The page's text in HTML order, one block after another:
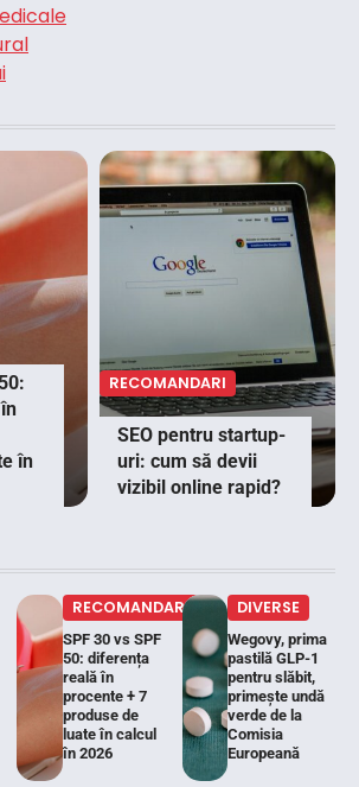
în
RECOMANDARI
SEO pentru startup-
uri: cum să devii
vizibil online rapid?
RECOMANDARI
SPF 30 vs SPF
50: diferența
reală în
procente + 7
produse de
luate în calcul
în 2026
DIVERSE
Wegovy, prima
pastilă GLP-1
pentru slăbit,
primește undă
verde de la
Comisia
Europeană